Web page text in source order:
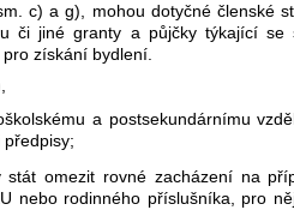
c) a g), mohou dotyčné členské
či jiné granty a půjčky týkající se
získání bydlení.
a postsekundárnímu
stát omezit rovné zacházení na
nebo rodinného příslušníka, pro